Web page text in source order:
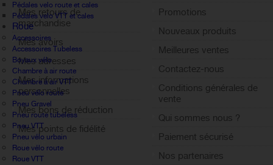
Pédales velo route et cales
Pédales velo VTT et cales
Roue
Accessoires
Accessoires Tubeless
Boyaux vélo
Chambre à air route
Chambre à air VTT
Pneu vélo route
Pneu Gravel
Pneu route tubeless
Pneu VTT
Pneu vélo urbain
Roue vélo route
Roue VTT
Mes retours de
marchandise
Mes avoirs
Mes adresses
Mes informations
personnelles
Mes bons de réduction
Mes points de fidélité
Sign out
Promotions
Nouveaux produits
Meilleures ventes
Contactez-nous
Conditions générales de
vente
Qui sommes nous ?
Paiement sécurisé
Nos partenaires